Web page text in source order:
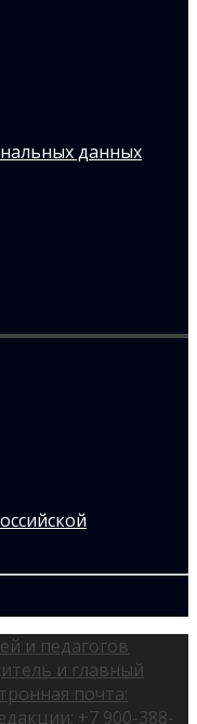
данных
и педагогов
и главный
почта:
+7 900-388-